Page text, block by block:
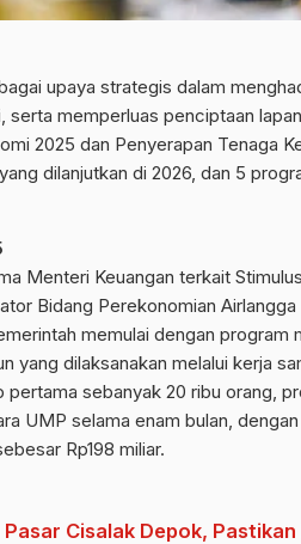
upaya strategis dalam
serta memperluas penciptaan
2025 dan Penyerapan Tenaga
dilanjutkan di 2026, dan 5
Menteri Keuangan terkait
Bidang Perekonomian
memulai dengan program
yang dilaksanakan melalui kerja
sebanyak 20 ribu orang,
UMP selama enam bulan,
Rp198 miliar.
Cisalak Depok,